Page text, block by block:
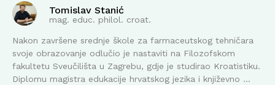
Tomislav Stanić
mag. educ. philol. croat.
Nakon završene srednje škole za farmaceutskog tehničara
svoje obrazovanje odlučio je nastaviti na Filozofskom
fakultetu Sveučilišta u Zagrebu, gdje je studirao Kroatistiku.
Diplomu magistra edukacije hrvatskog jezika i književno ...